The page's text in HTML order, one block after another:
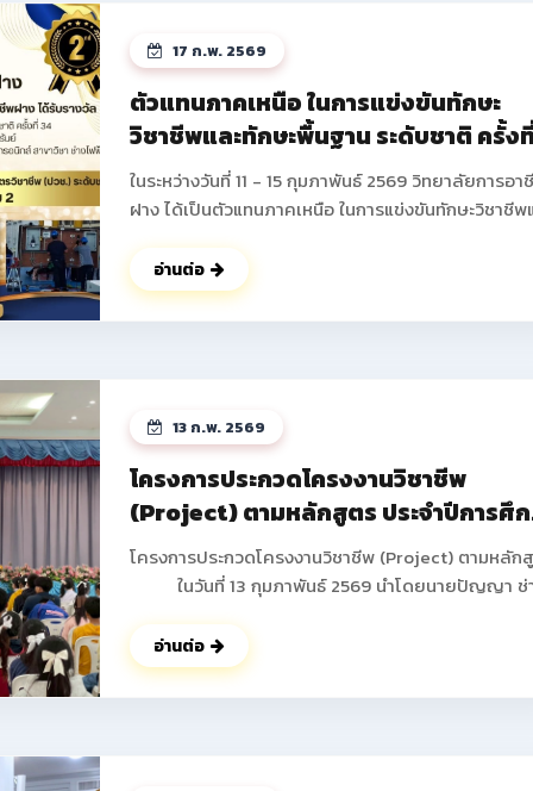
คณะผู้บริหารยังได้ร่วมบันทึกภาพกับนักเรียน นักศึกษา
ผู้ปกครองเป็นที่ระลึก ดูรูปกิจกรรมเพิ่ม
เติม >> https://drive.google.com/drive/folders/
usp=drive_link ดูรูปกิจกรรมเพิ่มเติม
>> https://photos.app.goo.gl/
17 ก.พ. 2569
ตัวแทนภาคเหนือ ในการแข่งขันทักษะ
วิชาชีพและทักษะพื้นฐาน ระดับชาติ ครั้ง
34 ประจำปีการศึกษา 2568
ในระหว่างวันที่ 11 - 15 กุมภาพันธ์ 2569 วิทยาลัยการอา
ฝาง ได้เป็นตัวแทนภาคเหนือ ในการแข่งขันทักษะวิชาชีพ
ณ จังหวัดบุรีรัมย์ โดยได้รับรางวัลกลับมาสู่รั้ววิทยาลัย
อาชีพฝาง ดังนี้ 1.ทักษะการติดตั้งไฟฟ้าและควบคุมไฟฟ้า
ระดับประกาศนียบัตรวิชาชีพ (ปวช.) ระดับชาติ ได้รับรางวัล
นายอดิศร ฐิติธรรมรัตน์ 2.ทักษะงานฝึกฝีมือเชิงสร้างสรรค์
ระดับประกาศนียบัตรวิชาชีพ (ปวช.) ระดับชาติ ได้รับรางวัล
รองชนะเลิศ อันดับ 3 มาตรฐานระดับเหรียญทองแดง นาย
ปอนด์ ปากน้อย นักเรียน ชั้น ปวช.1 สาขาวิชาช่างยนต์ ครูผู้
ควบคุม นายสงกรานต์ คำดา ดูรูปภาพเพิมเติม
>> https://www.facebook.com/share/p/
อ่านต่อ
13 ก.พ. 2569
โครงการประกวดโครงงานวิชาชีพ
(Project) ตามหลักสูตร ประจำปีการศึ
2568
โครงการประกวดโครงงานวิชาชีพ (Project) ตามหลัก
ในวันที่ 13 กุมภาพันธ์ 2569 นำโดยนายปัญญา ช่
บริหาร คณะครูทุกท่านได้ดำเนินการจัดกิจกรรมโครงกา
ประกวดโครงงานวิชาชีพ (Project) ตามหลักสูตร ภาค
เรียนที่ 2 ประจำปีการศึกษา 2568 เพื่อให้นักเรียน นักศึ
อ่านต่อ